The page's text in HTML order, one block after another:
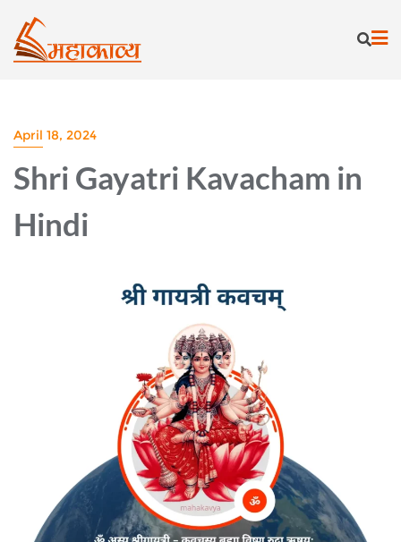
content
April 18, 2024
Shri Gayatri Kavacham in
Hindi